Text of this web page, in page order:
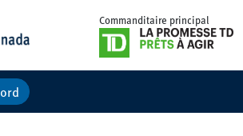
Commanditaire principal